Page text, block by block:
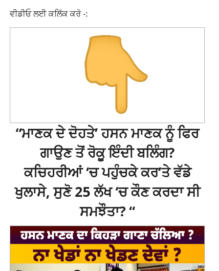
ਵੀਡੀਓ ਲਈ ਕਲਿੱਕ ਕਰੋ -:
“ਮਾਣਕ ਦੇ ਦੋਹਤੇ’ ਹਸਨ ਮਾਣਕ ਨੂੰ ਫਿਰ
ਗਾਉਣ ਤੋਂ ਰੋਕੂ ਇੰਦੀ ਬਲਿੰਗ?
ਕਚਿਹਰੀਆਂ ‘ਚ ਪਹੁੰਚਕੇ ਕਰ’ਤੇ ਵੱਡੇ
ਖੁਲਾਸੇ, ਸੁਣੋ 25 ਲੱਖ ‘ਚ ਕੌਣ ਕਰਦਾ ਸੀ
ਸਮਝੌਤਾ? “